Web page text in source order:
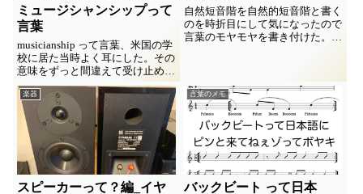
ミュージシャンシップって
言葉
musicianship って言葉、米国の学
校に居た当時よく耳にした。その
意味をずっと間違えて受け止めて
たかもって気づいて悔やまずとも
妙な安堵をおぼえたってな雑文。
自然短音階を自然的短音階と書く
のを時折目にして気になったので
言葉のモヤモヤを書き付けた。コ
楽器
スピーカーって？編_イヤ
言葉のメモ
バックビート って日本